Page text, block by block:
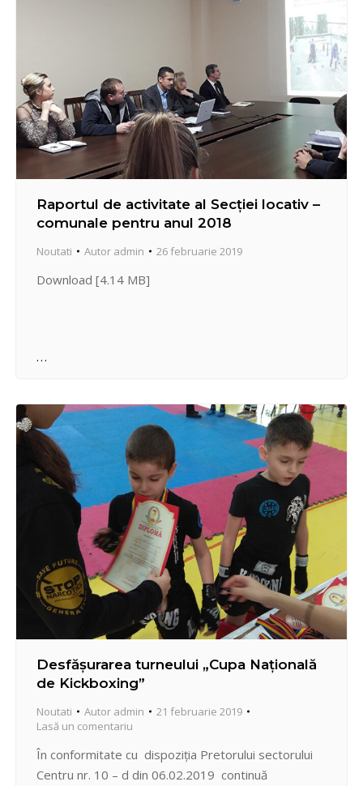
Raportul de activitate al Secției locativ –
comunale pentru anul 2018
Noutati Autor admin 26 februarie 2019
Download [4.14 MB]
Desfășurarea turneului „Cupa Națională
de Kickboxing”
Noutati Autor admin
21 februarie 2019
Lasă un comentariu
În conformitate cu dispoziția Pretorului sectorului
Centru nr. 10 – d din 06.02.2019 continuă